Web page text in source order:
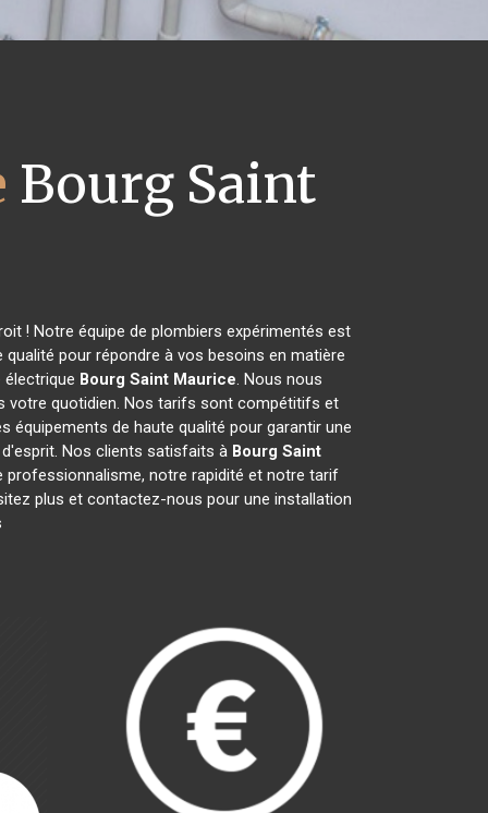
Bourg Saint
! Notre équipe de plombiers expérimentés est
pour répondre à vos besoins en matière
Bourg Saint Maurice. Nous nous
votre quotidien. Nos tarifs sont compétitifs et
de haute qualité pour garantir une
Nos clients satisfaits à Bourg Saint
professionnalisme, notre rapidité et notre tarif
plus et contactez-nous pour une installation